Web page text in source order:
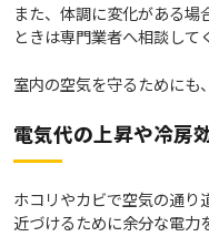
また、体調に変化がある
ときは専門業者へ相談して
室内の空気を守るためにも
電気代の上昇や冷房
ホコリやカビで空気の通り
近づけるために余分な電力